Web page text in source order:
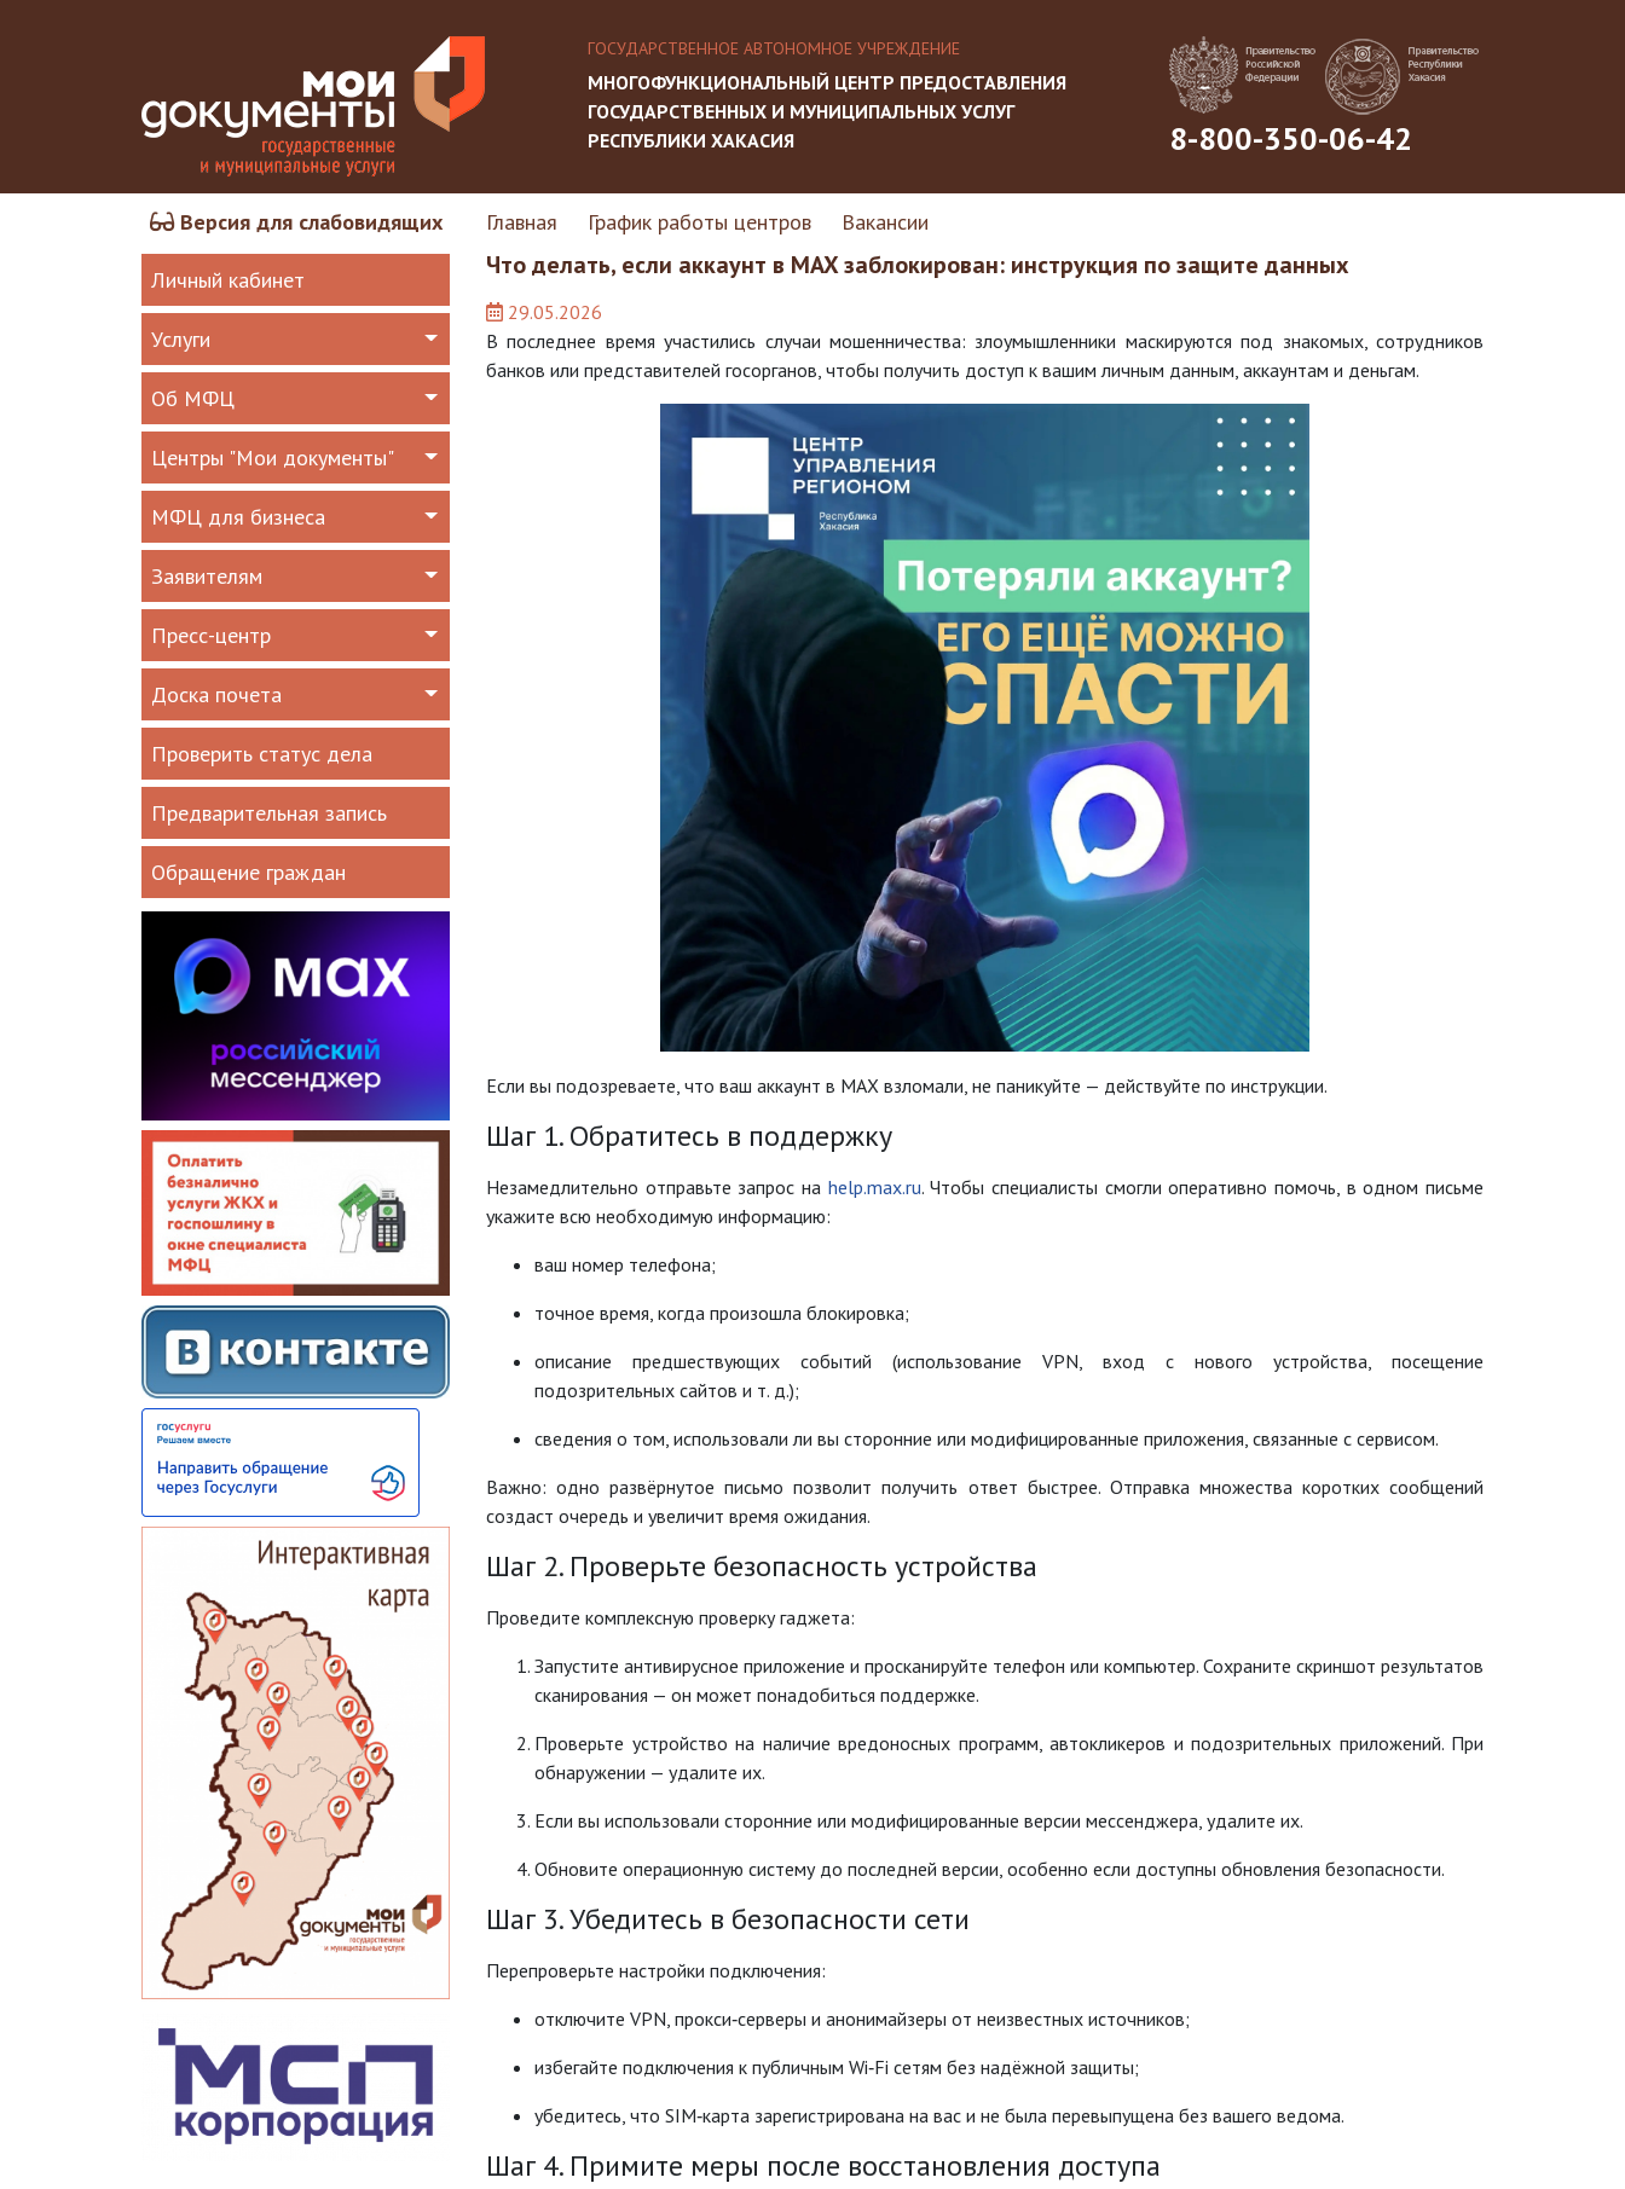
ГОСУДАРСТВЕННОЕ АВТОНОМНОЕ УЧРЕЖДЕНИЕ
МНОГОФУНКЦИОНАЛЬНЫЙ ЦЕНТР ПРЕДОСТАВЛЕНИЯ
ГОСУДАРСТВЕННЫХ И МУНИЦИПАЛЬНЫХ УСЛУГ
РЕСПУБЛИКИ ХАКАСИЯ
8-800-350-06-42
Версия для слабовидящих Главная График работы центров Вакансии
Личный кабинет
Услуги
Об МФЦ
Центры "Мои документы"
МФЦ для бизнеса
Заявителям
Пресс-центр
Доска почета
Проверить статус дела
Предварительная запись
Обращение граждан
Что делать, если аккаунт в MAX заблокирован: инструкция по защите данных
29.05.2026
В последнее время участились случаи мошенничества: злоумышленники маскируются под знакомых, сотрудников
банков или представителей госорганов, чтобы получить доступ к вашим личным данным, аккаунтам и деньгам.
Если вы подозреваете, что ваш аккаунт в MAX взломали, не паникуйте — действуйте по инструкции.
Шаг 1. Обратитесь в поддержку
Незамедлительно отправьте запрос на help.max.ru. Чтобы специалисты смогли оперативно помочь, в одном письме
укажите всю необходимую информацию:
ваш номер телефона;
точное время, когда произошла блокировка;
описание предшествующих событий (использование VPN, вход с нового устройства, посещение
подозрительных сайтов и т. д.);
сведения о том, использовали ли вы сторонние или модифицированные приложения, связанные с сервисом.
Важно: одно развёрнутое письмо позволит получить ответ быстрее. Отправка множества коротких сообщений
создаст очередь и увеличит время ожидания.
Шаг 2. Проверьте безопасность устройства
Проведите комплексную проверку гаджета:
Запустите антивирусное приложение и просканируйте телефон или компьютер. Сохраните скриншот результатов
сканирования — он может понадобиться поддержке.
Проверьте устройство на наличие вредоносных программ, автокликеров и подозрительных приложений. При
обнаружении — удалите их.
Если вы использовали сторонние или модифицированные версии мессенджера, удалите их.
Обновите операционную систему до последней версии, особенно если доступны обновления безопасности.
Шаг 3. Убедитесь в безопасности сети
Перепроверьте настройки подключения:
отключите VPN, прокси‑серверы и анонимайзеры от неизвестных источников;
избегайте подключения к публичным Wi‑Fi сетям без надёжной защиты;
убедитесь, что SIM‑карта зарегистрирована на вас и не была перевыпущена без вашего ведома.
Шаг 4. Примите меры после восстановления доступа